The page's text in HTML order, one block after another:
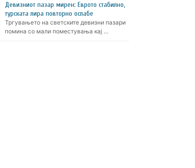
Девизниот пазар мирен: Еврото стабилно,
турската лира повторно ослабе
Тргувањето на светските девизни пазари
помина со мали поместувања кај …